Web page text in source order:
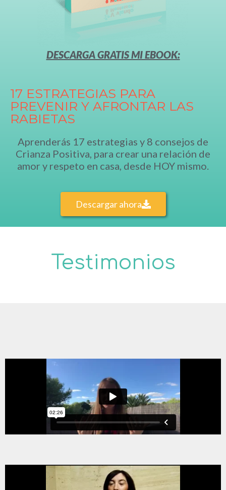
DESCARGA GRATIS MI EBOOK:
17 ESTRATEGIAS PARA
PREVENIR Y AFRONTAR LAS
RABIETAS
Aprenderás 17 estrategias y 8 consejos de
Crianza Positiva, para crear una relación de
amor y respeto en casa, desde HOY mismo.
Descargar ahora
Testimonios